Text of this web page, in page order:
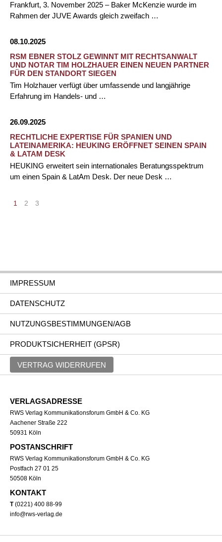
Frankfurt, 3. November 2025 – Baker McKenzie wurde im
Rahmen der JUVE Awards gleich zweifach …
08.10.2025
RSM EBNER STOLZ GEWINNT MIT RECHTSANWALT
UND NOTAR TIM HOLZHAUER EINEN NEUEN PARTNER
FÜR DEN STANDORT SIEGEN
Tim Holzhauer verfügt über umfassende und langjährige
Erfahrung im Handels- und …
26.09.2025
RECHTLICHE EXPERTISE FÜR SPANIEN UND
LATEINAMERIKA: HEUKING ERÖFFNET SEINEN SPAIN
& LATAM DESK
HEUKING erweitert sein internationales Beratungsspektrum
um einen Spain & LatAm Desk. Der neue Desk …
1 2 3
IMPRESSUM
DATENSCHUTZ
NUTZUNGSBESTIMMUNGEN/AGB
PRODUKTSICHERHEIT (GPSR)
VERTRAG WIDERRUFEN
VERLAGSADRESSE
RWS Verlag Kommunikationsforum GmbH & Co. KG
Aachener Straße 222
50931 Köln
POSTANSCHRIFT
RWS Verlag Kommunikationsforum GmbH & Co. KG
Postfach 27 01 25
50508 Köln
KONTAKT
T(0221) 400 88-99
info@rws-verlag.de